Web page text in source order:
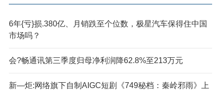
6年{亏}损.380亿、月销跌至个位数，极星汽车保得住中国
市场吗？
会?畅通讯第三季度归母净利润降62.8%至213万元
新—炬:网络旗下自制AIGC短剧《749秘档：秦岭邪雨》上